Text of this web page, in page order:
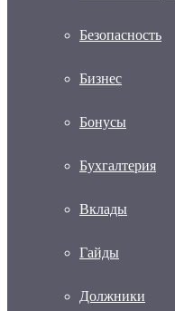
Безопасность
Бизнес
Бонусы
Бухгалтерия
Вклады
Гайды
Должники